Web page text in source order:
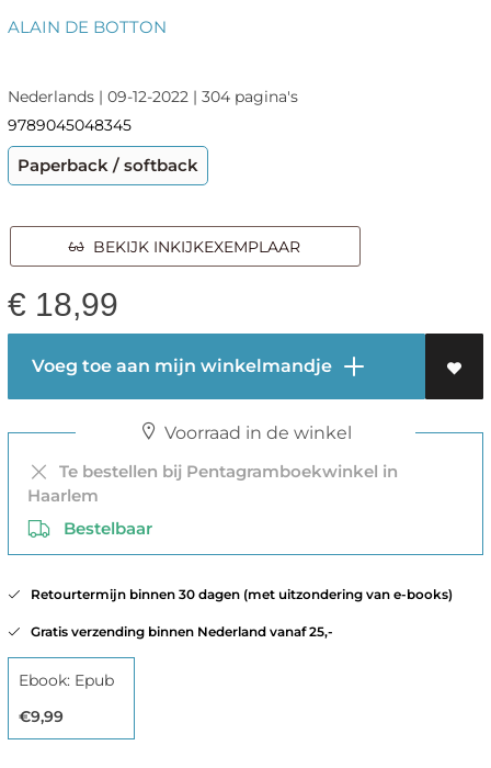
ALAIN DE BOTTON
Nederlands | 09-12-2022 | 304 pagina's
9789045048345
Paperback / softback
BEKIJK INKIJKEXEMPLAAR
€ 18,99
Voeg toe aan mijn winkelmandje
Voorraad in de winkel
Te bestellen bij Pentagramboekwinkel in
Haarlem
Bestelbaar
Retourtermijn binnen 30 dagen (met uitzondering van e-books)
Gratis verzending binnen Nederland vanaf 25,-
Ebook: Epub
€9,99